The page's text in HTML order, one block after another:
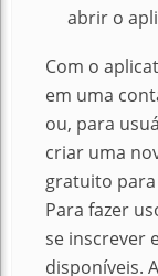
abrir o
Com o
em uma
ou, para
criar uma
gratuito
Para fazer
se inscrever
disponíveis.